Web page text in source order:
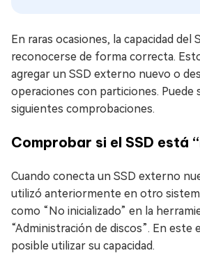
En raras ocasiones, la capacidad del
reconocerse de forma correcta.
agregar un SSD externo nuevo o
operaciones con particiones. Puede
siguientes comprobaciones.
Comprobar si el SSD está
Cuando conecta un SSD externo
utilizó anteriormente en otro
como “No inicializado” en la
“Administración de discos”. En este
posible utilizar su capacidad.